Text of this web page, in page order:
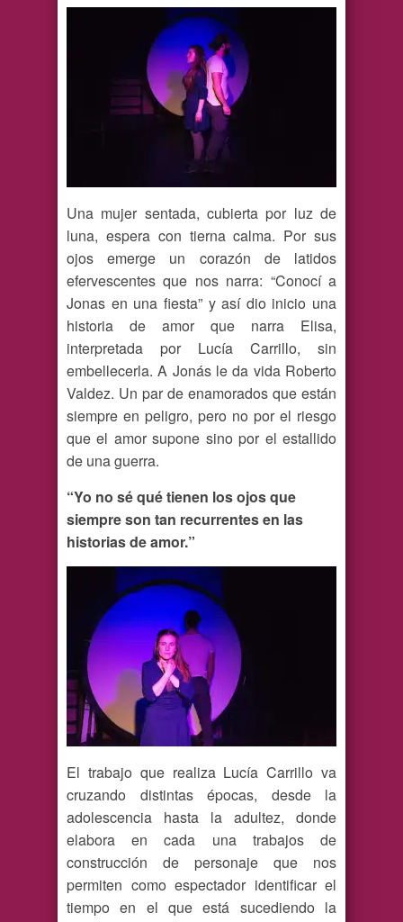
Una mujer sentada, cubierta por luz de
luna, espera con tierna calma. Por sus
ojos emerge un corazón de latidos
efervescentes que nos narra: “Conocí a
Jonas en una fiesta” y así dio inicio una
historia de amor que narra Elisa,
interpretada por Lucía Carrillo, sin
embellecerla. A Jonás le da vida Roberto
Valdez. Un par de enamorados que están
siempre en peligro, pero no por el riesgo
que el amor supone sino por el estallido
de una guerra.
“Yo no sé qué tienen los ojos que
siempre son tan recurrentes en las
historias de amor.”
El trabajo que realiza Lucía Carrillo va
cruzando distintas épocas, desde la
adolescencia hasta la adultez, donde
elabora en cada una trabajos de
construcción de personaje que nos
permiten como espectador identificar el
tiempo en el que está sucediendo la